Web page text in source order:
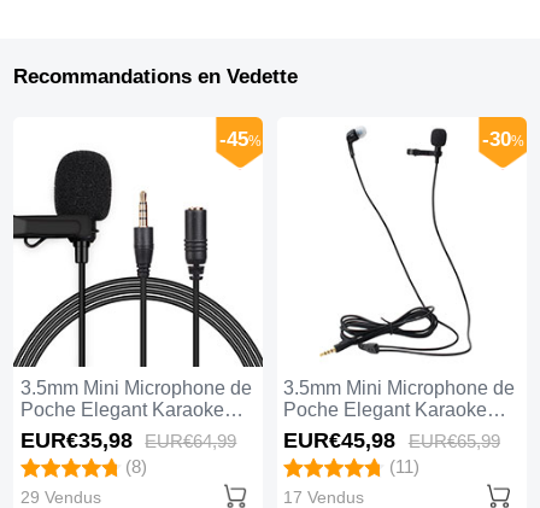
Recommandations en Vedette
3.5mm Mini Microphone de
Poche Elegant Karaoke
Haut-Parleur K06 Noir
-45%
EUR€35,98 EUR€64,99
(8)
29 Vendus
3.5mm Mini Microphone de
Poche Elegant Karaoke
Haut-Parleur K05 Noir
-30%
EUR€45,98 EUR€65,99
(11)
17 Vendus